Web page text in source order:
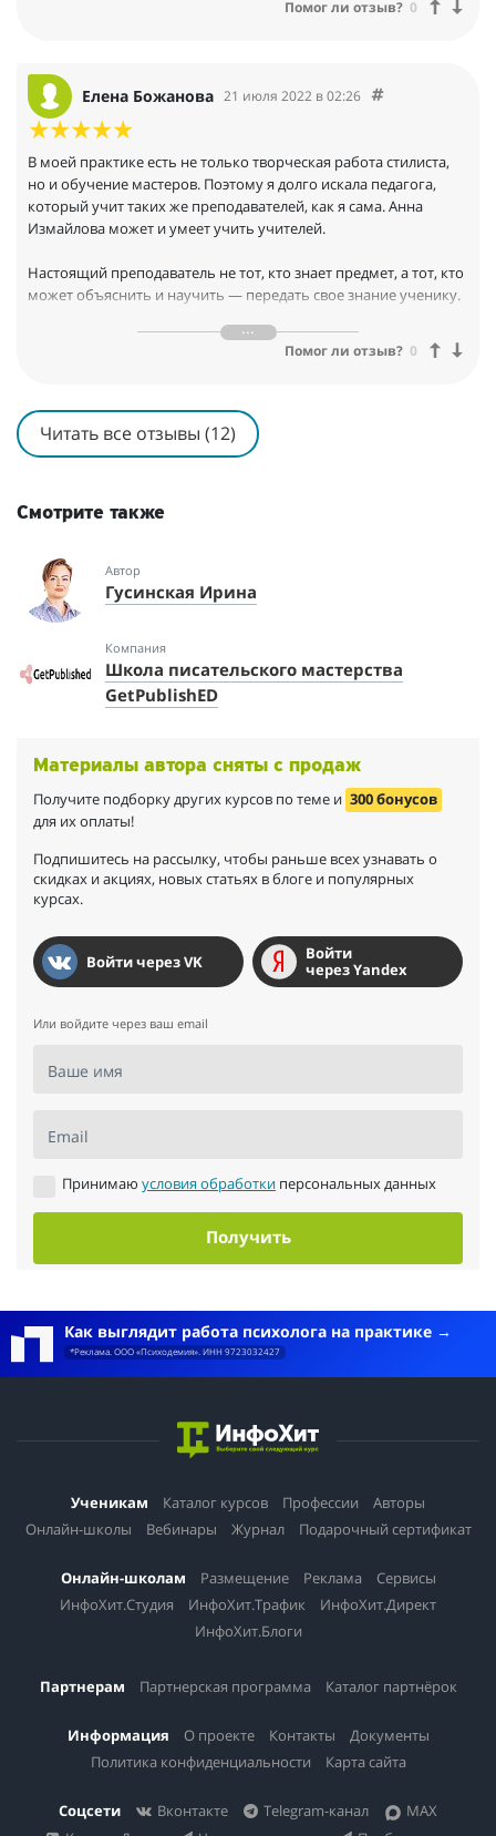
Помог ли отзыв? 0
Елена Божанова 21 июля 2022 в 02:26
В моей практике есть не только творческая работа стилиста,
но и обучение мастеров. Поэтому я долго искала педагога,
который учит таких же преподавателей, как я сама. Анна
Измайлова может и умеет учить учителей.
Настоящий преподаватель не тот, кто знает предмет, а тот, кто
может объяснить и научить — передать свое знание ученику.
И мне как ученику и учителю одновременно стало светло от
Помог ли отзыв? 0
Читать все отзывы (12)
Смотрите также
Автор
Гусинская Ирина
Компания
Школа писательского мастерства
GetPublishED
Материалы автора сняты с продаж
Получите подборку других курсов по теме и 300 бонусов
для их оплаты!
Подпишитесь на рассылку, чтобы раньше всех узнавать о
скидках и акциях, новых статьях в блоге и популярных
курсах.
Войти через VK
Войти
через Yandex
Или войдите через ваш email
Ваше имя
Email
Принимаю условия обработки персональных данных
Получить
Как выглядит работа психолога на практике
*Реклама. ООО «Психодемия». ИНН 9723032427
Ученикам Каталог курсов Профессии
Авторы
Онлайн-школы
Вебинары Журнал Подарочный сертификат
Онлайн-школам Размещение Реклама
Сервисы
ИнфоХит.Студия
ИнфоХит.Трафик
ИнфоХит.Директ
ИнфоХит.Блоги
Партнерам Партнерская программа Каталог партнёрок
Информация О проекте Контакты
Документы
Политика конфиденциальности
Карта сайта
Соцсети Вконтакте Telegram-канал
MAX